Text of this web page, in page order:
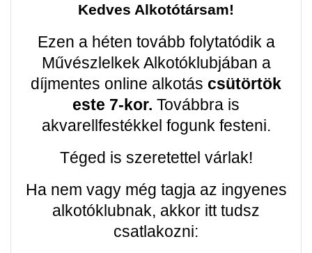
Kedves Alkotótársam!
Ezen a héten tovább folytatódik a
Művészlelkek Alkotóklubjában a
díjmentes online alkotás csütörtök
este 7-kor. Továbbra is
akvarellfestékkel fogunk festeni.
Téged is szeretettel várlak!
Ha nem vagy még tagja az ingyenes
alkotóklubnak, akkor itt tudsz
csatlakozni: